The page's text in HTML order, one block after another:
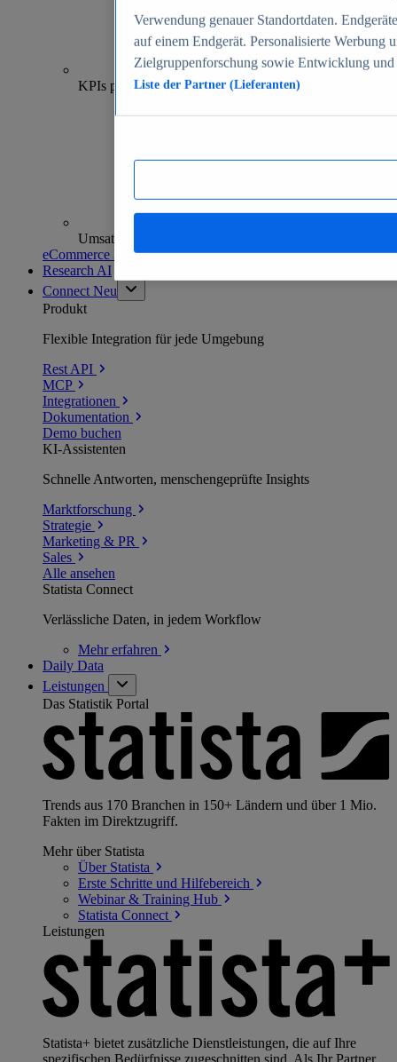
70+
KPIs pro Shop
Umsatzanalysen und -prognosen
eCommerce Insights entdecken
Research AI
Connect Neu
Produkt
Flexible Integration für jede Umgebung
Rest API
MCP
Integrationen
Dokumentation
Demo buchen
KI-Assistenten
Schnelle Antworten, menschengeprüfte Insights
Marktforschung
Strategie
Marketing & PR
Sales
Alle ansehen
Statista Connect
Verlässliche Daten, in jedem Workflow
Mehrerfahren
Daily Data
Leistungen
Das Statistik Portal
Trends aus 170 Branchen in 150+ Ländern und über 1 Mio.
Fakten im Direktzugriff.
Mehr über Statista
Über Statista
Erste Schritte und Hilfebereich
Webinar & Training Hub
Statista Connect
Leistungen
Statista+ bietet zusätzliche Dienstleistungen, die auf Ihre
spezifischen Bedürfnisse zugeschnitten sind. Als Ihr Partner
Verwendung genauer Standortdaten.
auf einem Endgerät. Personalisierte Werbung
Zielgruppenforschung sowie Entwicklung
Liste der Partner (Lieferanten)